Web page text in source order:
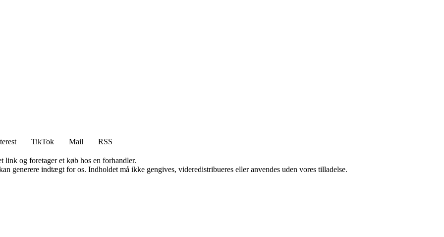
TikTok Mail RSS
og foretager et køb hos en forhandler.
generere indtægt for os. Indholdet må ikke gengives, videredistribueres eller anvendes uden vores tilladelse.